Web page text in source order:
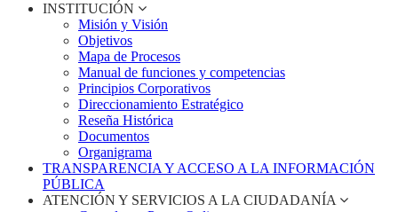
INSTITUCIÓN
Misión y Visión
Objetivos
Mapa de Procesos
Manual de funciones y competencias
Principios Corporativos
Direccionamiento Estratégico
Reseña Histórica
Documentos
Organigrama
TRANSPARENCIA Y ACCESO A LA INFORMACIÓN
PÚBLICA
ATENCIÓN Y SERVICIOS A LA CIUDADANÍA